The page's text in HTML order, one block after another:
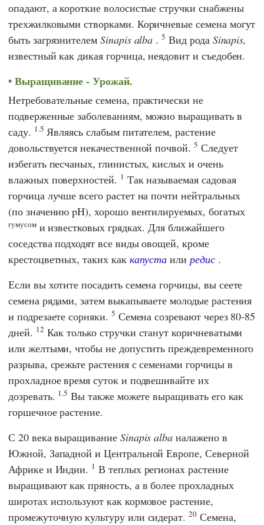
опадают, а короткие волосистые стручки снабжены
трехжилковыми створками. Коричневые семена могут
быть загрязнителем Sinapis alba .5 Вид рода Sinapis,
известный как дикая горчица, неядовит и съедобен.
Выращивание - Урожай.
Нетребовательные семена, практически не
подверженные заболеваниям, можно выращивать в
саду. 1.5 Являясь слабым питателем, растение
довольствуется некачественной почвой. 5 Следует
избегать песчаных, глинистых, кислых и очень
влажных поверхностей. 1 Так называемая садовая
горчица лучше всего растет на почти нейтральных
(по значению pH), хорошо вентилируемых, богатых
гумусоми известковых грядках. Для ближайшего
соседства подходят все виды овощей, кроме
крестоцветных, таких как капуста илиредис.
Если вы хотите посадить семена горчицы, вы сеете
семена рядами, затем выкапываете молодые растения
и подрезаете сорняки. 5 Семена созревают через 80-85
дней. 12 Как только стручки станут коричневатыми
или желтыми, чтобы не допустить преждевременного
разрыва, срежьте растения с семенами горчицы в
прохладное время суток и подвешивайте их
дозревать. 1.5 Вы также можете выращивать его как
горшечное растение.
С 20 века выращивание Sinapis alba налажено в
Южной, Западной и Центральной Европе, Северной
Африке и Индии. 1 В теплых регионах растение
выращивают как пряность, а в более прохладных
широтах используют как кормовое растение,
промежуточную культуру или сидерат.20Семена,